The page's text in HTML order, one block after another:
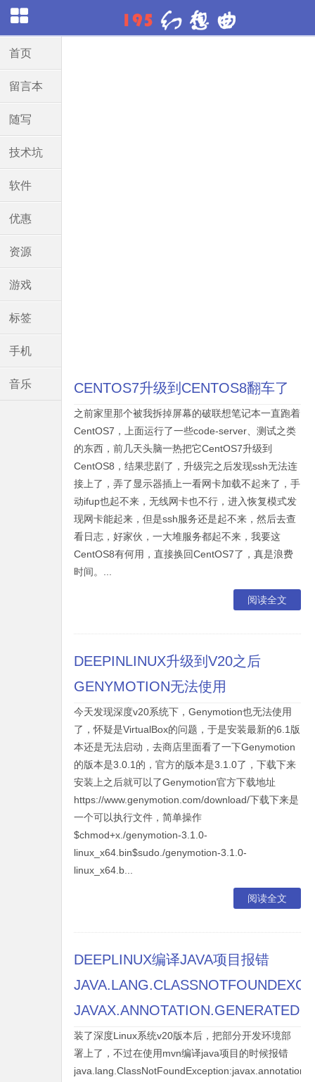
首页
留言本
随写
技术坑
软件
优惠
资源
游戏
标签
手机
音乐 CENTOS7升级到CENTOS8翻车了
之前家里那个被我拆掉屏幕的破联想笔记本一直跑着
CentOS7，上面运行了一些code-server、测试之类
的东西，前几天头脑一热把它CentOS7升级到
CentOS8，结果悲剧了，升级完之后发现ssh无法连
接上了，弄了显示器插上一看网卡加载不起来了，手
动ifup也起不来，无线网卡也不行，进入恢复模式发
现网卡能起来，但是ssh服务还是起不来，然后去查
看日志，好家伙，一大堆服务都起不来，我要这
CentOS8有何用，直接换回CentOS7了，真是浪费
时间。...
阅读全文
DEEPINLINUX升级到V20之后
GENYMOTION无法使用
今天发现深度v20系统下，Genymotion也无法使用
了，怀疑是VirtualBox的问题，于是安装最新的6.1版
本还是无法启动，去商店里面看了一下Genymotion
的版本是3.0.1的，官方的版本是3.1.0了，下载下来
安装上之后就可以了Genymotion官方下载地址
https://www.genymotion.com/download/下载下来是
一个可以执行文件，简单操作
$chmod+x./genymotion-3.1.0-
linux_x64.bin$sudo./genymotion-3.1.0-
linux_x64.b...
阅读全文
DEEPLINUX编译JAVA项目报错
JAVAX.ANNOTATION.GENERATED
装了深度Linux系统v20版本后，把部分开发环境部
署上了，不过在使用mvn编译java项目的时候报错